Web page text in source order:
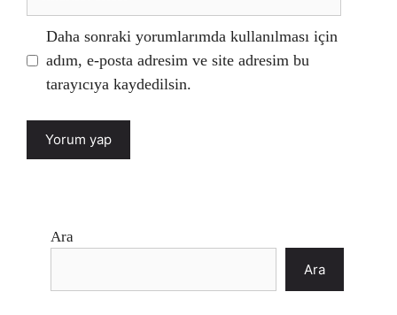
Daha sonraki yorumlarımda kullanılması için
adım, e-posta adresim ve site adresim bu
tarayıcıya kaydedilsin.
Ara
Ara